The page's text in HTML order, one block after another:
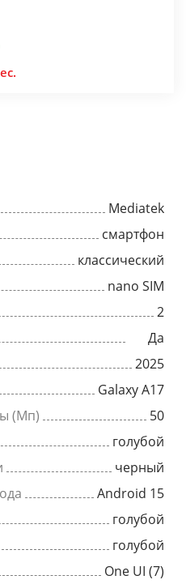
Mediatek
смартфон
классический
nano SIM
2
Да
2025
Galaxy A17
(Мп)
50
голубой
черный
Android 15
голубой
голубой
One UI (7)